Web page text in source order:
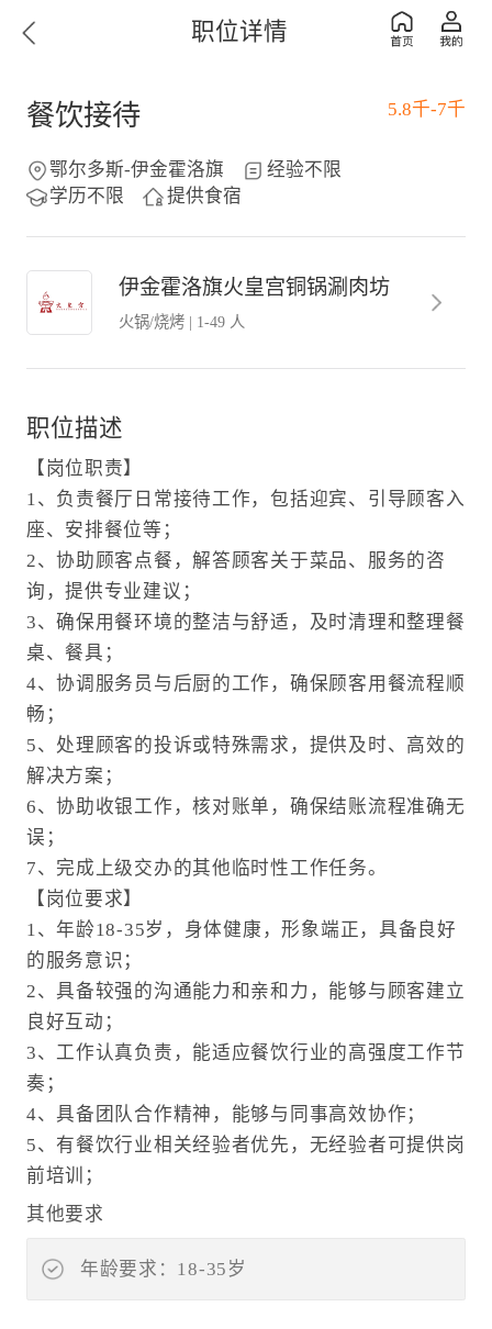
职位详情
餐饮接待 5.8千-7千
鄂尔多斯-伊金霍洛旗
经验不限
学历不限
提供食宿
伊金霍洛旗火皇宫铜锅涮肉坊
火锅/烧烤 | 1-49 人
职位描述
【岗位职责】
1、负责餐厅日常接待工作，包括迎宾、引导顾客入
座、安排餐位等；
2、协助顾客点餐，解答顾客关于菜品、服务的咨
询，提供专业建议；
3、确保用餐环境的整洁与舒适，及时清理和整理餐
桌、餐具；
4、协调服务员与后厨的工作，确保顾客用餐流程顺
畅；
5、处理顾客的投诉或特殊需求，提供及时、高效的
解决方案；
6、协助收银工作，核对账单，确保结账流程准确无
误；
7、完成上级交办的其他临时性工作任务。
【岗位要求】
1、年龄18-35岁，身体健康，形象端正，具备良好
的服务意识；
2、具备较强的沟通能力和亲和力，能够与顾客建立
良好互动；
3、工作认真负责，能适应餐饮行业的高强度工作节
奏；
4、具备团队合作精神，能够与同事高效协作；
5、有餐饮行业相关经验者优先，无经验者可提供岗
前培训；
其他要求
年龄要求：18-35岁